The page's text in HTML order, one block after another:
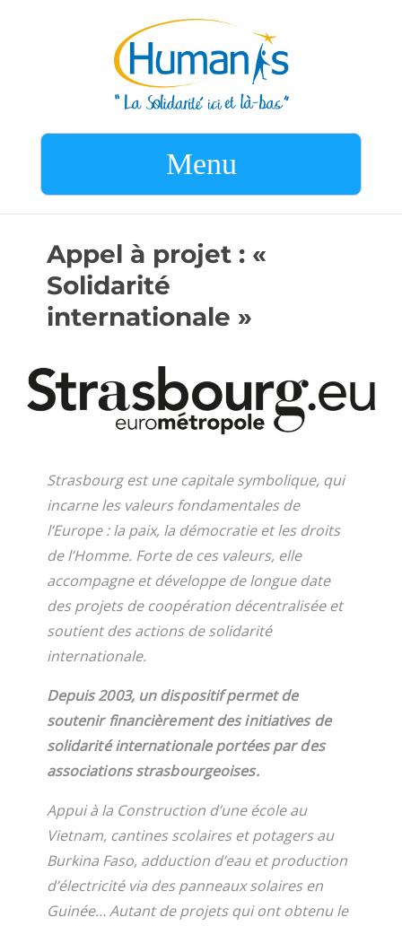
Menu
Appel à projet : «
Solidarité
internationale »
Strasbourg est une capitale symbolique, qui
incarne les valeurs fondamentales de
l’Europe : la paix, la démocratie et les droits
de l’Homme. Forte de ces valeurs, elle
accompagne et développe de longue date
des projets de coopération décentralisée et
soutient des actions de solidarité
internationale.
Depuis 2003, un dispositif permet de
soutenir financièrement des initiatives de
solidarité internationale portées par des
associations strasbourgeoises.
Appui à la Construction d’une école au
Vietnam, cantines scolaires et potagers au
Burkina Faso, adduction d’eau et production
d’électricité via des panneaux solaires en
Guinée… Autant de projets qui ont obtenu le